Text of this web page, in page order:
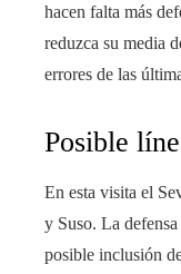
hacen falta más
reduzca su media
errores de las
Posible
En esta visita el
y Suso. La
posible inclusión